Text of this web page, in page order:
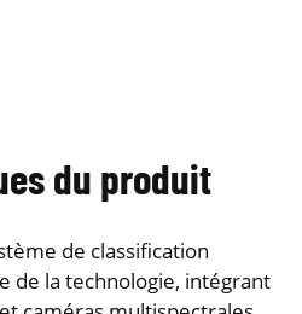
du produit
de classification
de la technologie, intégrant